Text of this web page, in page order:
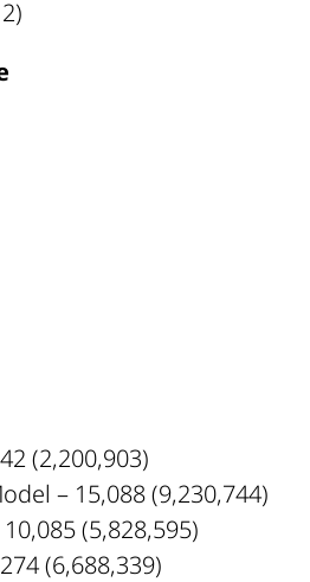
(2,200,903)
– 15,088 (9,230,744)
(5,828,595)
(6,688,339)